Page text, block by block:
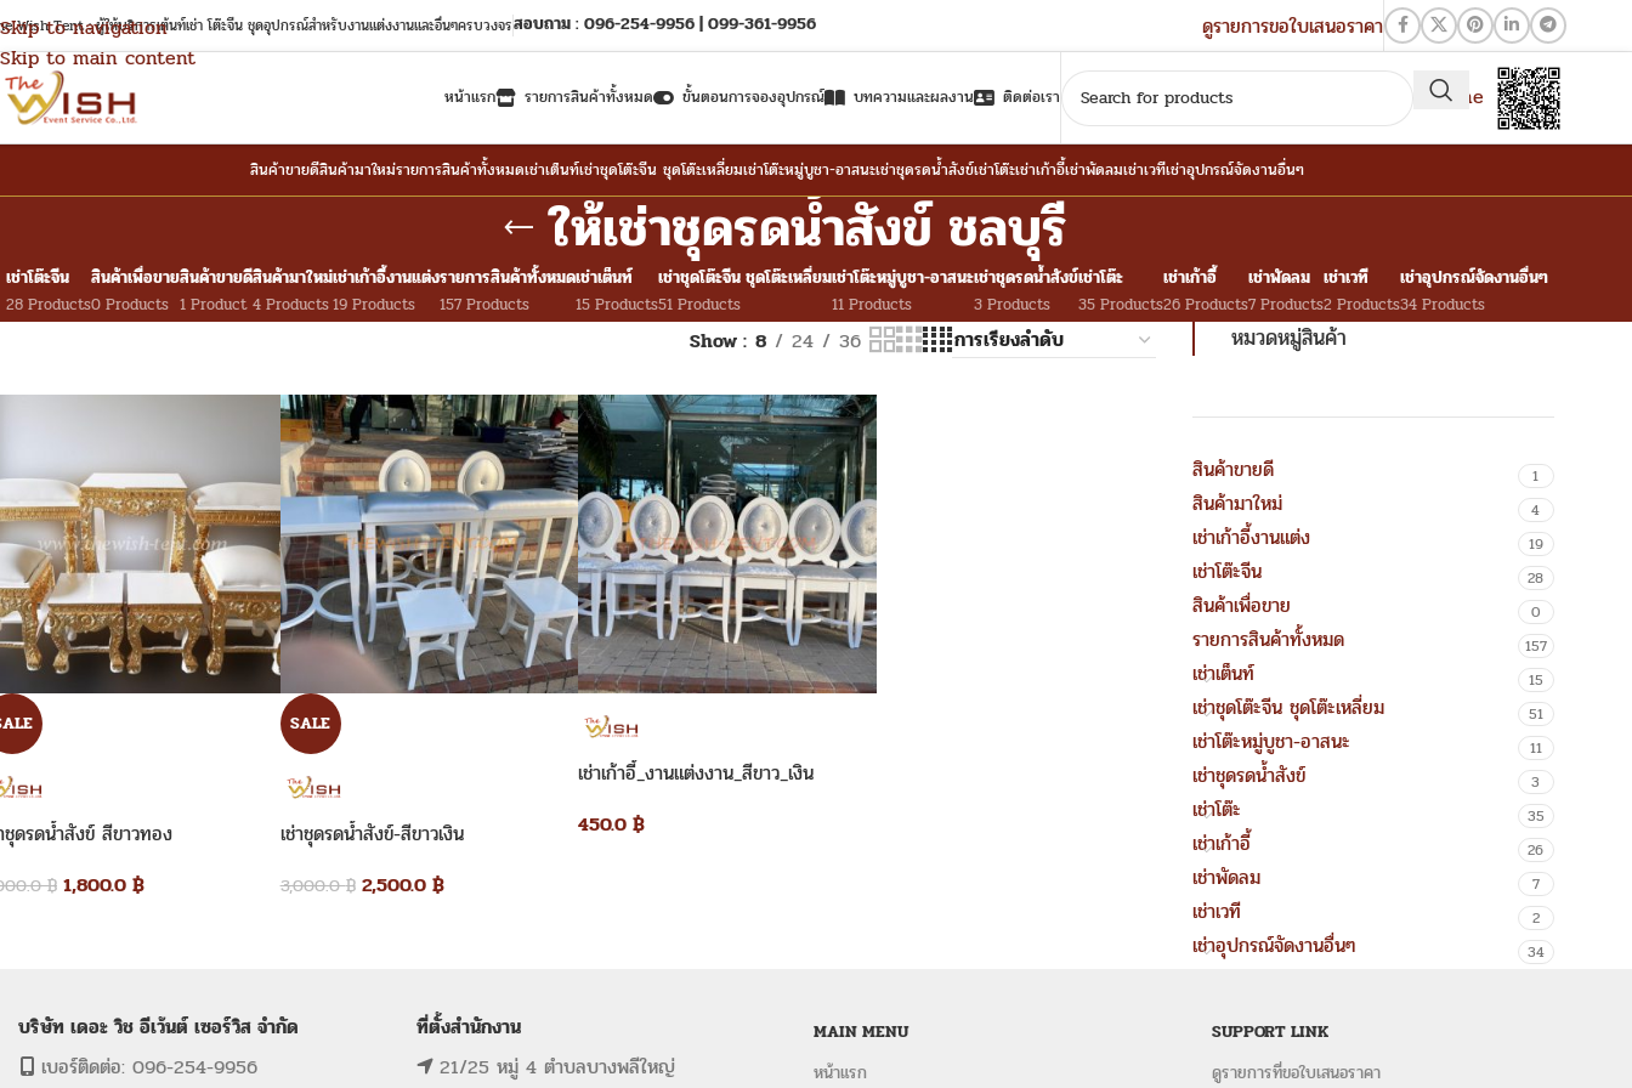
Skip to navigation
Skip to main content
Wish Tent : ผู้ให้บริการเต้นท์เช่า โต๊ะจีน ชุดอุปกรณ์สำหรับงานแต่งงานและอื่นๆครบวงจรสอบถาม : 096-254-9956 | 099-361-9956 ดูรายการขอใบเสนอราคา
หน้าแรก รายการสินค้าทั้งหมด ขั้นตอนการจองอุปกรณ์ บทความและผลงาน ติดต่อเรา QR-Line
สินค้าขายดีสินค้ามาใหม่รายการสินค้าทั้งหมดเช่าเต็นท์เช่าชุดโต๊ะจีน ชุดโต๊ะเหลี่ยมเช่าโต๊ะหมู่บูชา-อาสนะเช่าชุดรดน้ำสังข์เช่าโต๊ะเช่าเก้าอี้เช่าพัดลมเช่าเวทีเช่าอุปกรณ์จัดงานอื่นๆ
ให้เช่าชุดรดน้ำสังข์ ชลบุรี
เช่าโต๊ะจีน
28 Products
สินค้าเพื่อขาย
0 Products
สินค้าขายดี
1 Product
สินค้ามาใหม่
4 Products
เช่าเก้าอี้งานแต่ง
19 Products
รายการสินค้าทั้งหมด
157 Products
เช่าเต็นท์
15 Products
เช่าชุดโต๊ะจีน ชุดโต๊ะเหลี่ยม
51 Products
เช่าโต๊ะหมู่บูชา-อาสนะ
11 Products
เช่าชุดรดน้ำสังข์
3 Products
เช่าโต๊ะ
35 Products
เช่าเก้าอี้
26 Products
เช่าพัดลม
7 Products
เช่าเวที
2 Products
เช่าอุปกรณ์จัดงานอื่นๆ
34 Products
Show 8 24 36
ชุดรดน้ำสังข์ สีขาวทอง
฿ 1,800.0 ฿
SALE
เช่าชุดรดน้ำสังข์-สีขาวเงิน
3,000.0฿ 2,500.0 ฿
เช่าเก้าอี้_งานแต่งงาน_สีขาว_เงิน
450.0฿
หมวดหมู่สินค้า
สินค้าขายดี 1
สินค้ามาใหม่ 4
เช่าเก้าอี้งานแต่ง 19
เช่าโต๊ะจีน 28
สินค้าเพื่อขาย 0
รายการสินค้าทั้งหมด 157
เช่าเต็นท์ 15
เช่าชุดโต๊ะจีน ชุดโต๊ะเหลี่ยม 51
เช่าโต๊ะหมู่บูชา-อาสนะ 11
เช่าชุดรดน้ำสังข์ 3
เช่าโต๊ะ 35
เช่าเก้าอี้ 26
เช่าพัดลม 7
เช่าเวที 2
เช่าอุปกรณ์จัดงานอื่นๆ 34
บริษัท เดอะ วิช อีเว้นต์ เซอร์วิส จำกัด
เบอร์ติดต่อ: 096-254-9956
ที่ตั้งสำนักงาน
21/25 หมู่ 4 ตำบลบางพลีใหญ่
MAIN MENU
หน้าแรก
SUPPORT LINK
ดูรายการที่ขอใบเสนอราคา